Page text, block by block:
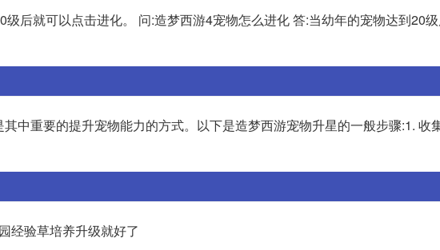
后就可以点击进化。 问:造梦西游4宠物怎么进化 答:当幼年的宠物达到20
中重要的提升宠物能力的方式。以下是造梦西游宠物升星的一般步骤:1. 收
经验草培养升级就好了